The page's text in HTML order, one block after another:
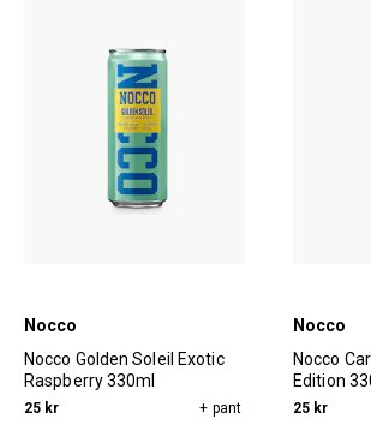
Nocco
Nocco Golden Soleil Exotic
Raspberry 330ml
25 kr + pant
Nocco
Nocco
Edition
25 kr